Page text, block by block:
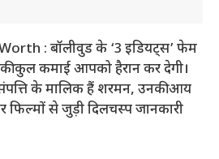
: बॉलीवुड के ‘3 इडियट्स’ फेम
की कुल कमाई आपको हैरान कर देगी।
के मालिक हैं शरमन, उनकी आय
फिल्मों से जुड़ी दिलचस्प जानकारी